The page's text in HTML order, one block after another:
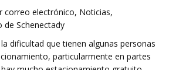
correo electrónico, Noticias,
de Schenectady
dificultad que tienen algunas personas
particularmente en partes